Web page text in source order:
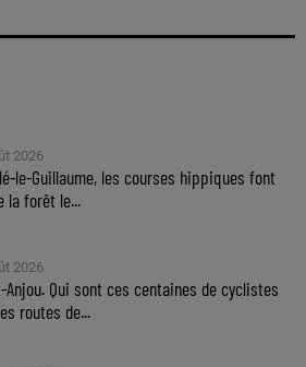
2026
le-Guillaume, les courses hippiques font
la forêt le...
2026
Anjou. Qui sont ces centaines de cyclistes
routes de...